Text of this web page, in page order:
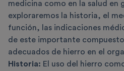
medicina como en la salud en
exploraremos la historia, el
función, las indicaciones
de este importante
adecuados de hierro en el
Historia: El uso del hierro